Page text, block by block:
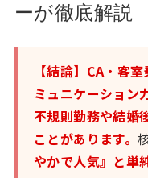
ーが徹底解説
【結論】CA・客
ミュニケーション
不規則勤務や結婚
ことがあります。
やかで人気』と単